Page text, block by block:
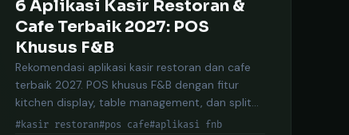
6 Aplikasi Kasir Restoran &
Cafe Terbaik 2027: POS
Khusus F&B
Rekomendasi aplikasi kasir restoran dan cafe
terbaik 2027. POS khusus F&B dengan fitur
kitchen display, table management, dan split
bill.
#kasir restoran#pos cafe#aplikasi fnb